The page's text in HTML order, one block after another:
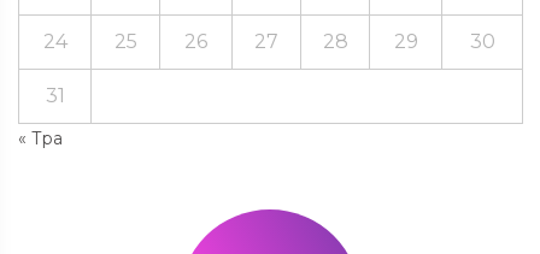
« Тра
24 25 26 27 28 29 30
31